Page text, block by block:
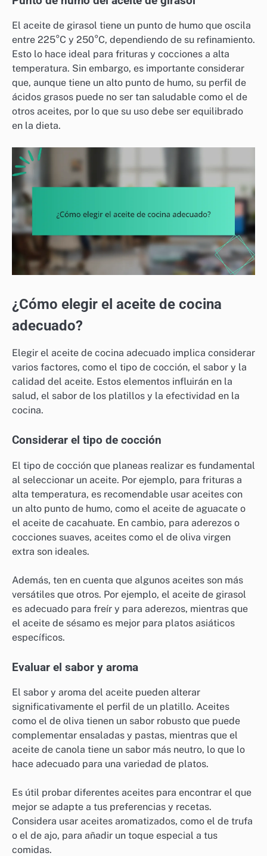
El aceite de girasol tiene un punto de humo que oscila
entre 225°C y 250°C, dependiendo de su refinamiento.
Esto lo hace ideal para frituras y cocciones a alta
temperatura. Sin embargo, es importante considerar
que, aunque tiene un alto punto de humo, su perfil de
ácidos grasos puede no ser tan saludable como el de
otros aceites, por lo que su uso debe ser equilibrado
en la dieta.
¿Cómo elegir el aceite de cocina
adecuado?
Elegir el aceite de cocina adecuado implica considerar
varios factores, como el tipo de cocción, el sabor y la
calidad del aceite. Estos elementos influirán en la
salud, el sabor de los platillos y la efectividad en la
cocina.
Considerar el tipo de cocción
El tipo de cocción que planeas realizar es fundamental
al seleccionar un aceite. Por ejemplo, para frituras a
alta temperatura, es recomendable usar aceites con
un alto punto de humo, como el aceite de aguacate o
el aceite de cacahuate. En cambio, para aderezos o
cocciones suaves, aceites como el de oliva virgen
extra son ideales.
Además, ten en cuenta que algunos aceites son más
versátiles que otros. Por ejemplo, el aceite de girasol
es adecuado para freír y para aderezos, mientras que
el aceite de sésamo es mejor para platos asiáticos
específicos.
Evaluar el sabor y aroma
El sabor y aroma del aceite pueden alterar
significativamente el perfil de un platillo. Aceites
como el de oliva tienen un sabor robusto que puede
complementar ensaladas y pastas, mientras que el
aceite de canola tiene un sabor más neutro, lo que lo
hace adecuado para una variedad de platos.
Es útil probar diferentes aceites para encontrar el que
mejor se adapte a tus preferencias y recetas.
Considera usar aceites aromatizados, como el de trufa
o el de ajo, para añadir un toque especial a tus
comidas.